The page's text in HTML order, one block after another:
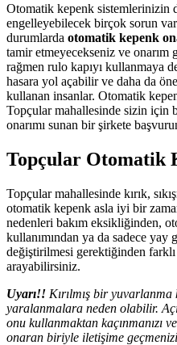
Otomatik kepenk sistemlerinizin
engelleyebilecek birçok sorun
durumlarda otomatik kepenk
tamir etmeyecekseniz ve onarım
rağmen rulo kapıyı kullanmaya
hasara yol açabilir ve daha da
kullanan insanlar. Otomatik
Topçular mahallesinde sizin için
onarımı sunan bir şirkete
Topçular Otomatik
Topçular mahallesinde kırık,
otomatik kepenk asla iyi bir
nedenleri bakım eksikliğinden,
kullanımından ya da sadece yay
değiştirilmesi gerektiğinden
arayabilirsiniz.
Uyarı!! Kırılmış bir
yaralanmalara neden olabilir.
onu kullanmaktan kaçınmanızı
onaran biriyle iletişime